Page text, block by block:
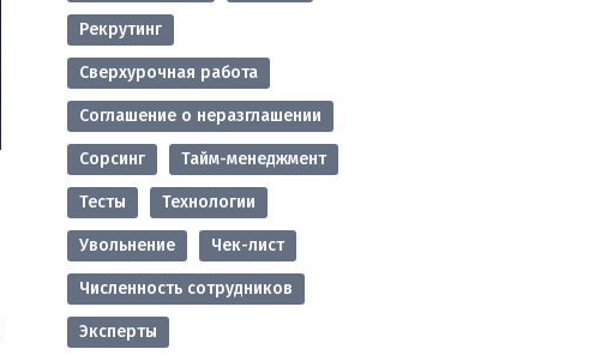
Рекрутинг
Сверхурочная работа
Соглашение о неразглашении
Сорсинг Тайм-менеджмент
Тесты Технологии
Увольнение Чек-лист
Численность сотрудников
Эксперты